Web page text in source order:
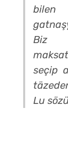
bilen
Biz
seçip
Lu